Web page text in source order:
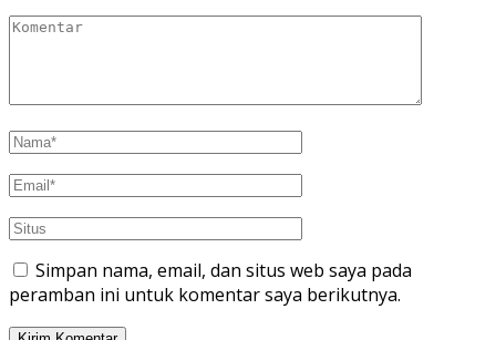
Simpan nama, email, dan situs web saya pada
peramban ini untuk komentar saya berikutnya.